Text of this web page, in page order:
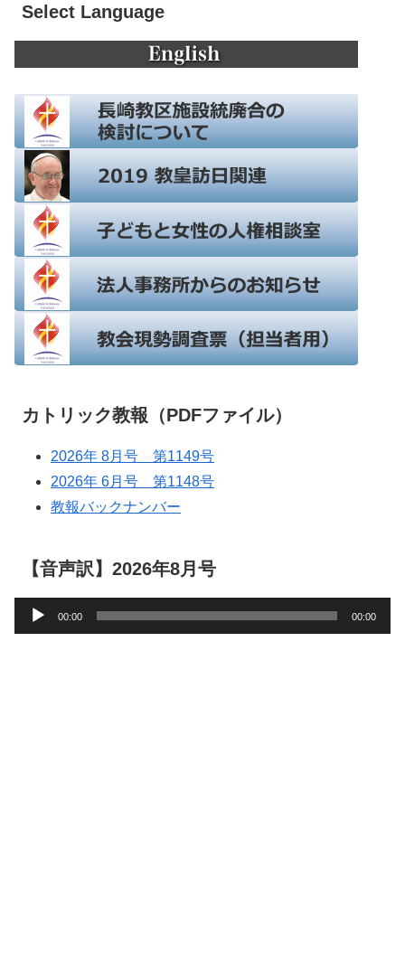
Select Language
カトリック教報（PDFファイル）
2026年 8月号 第1149号
2026年 6月号 第1148号
教報バックナンバー
【音声訳】2026年8月号
声
00:00 00:00